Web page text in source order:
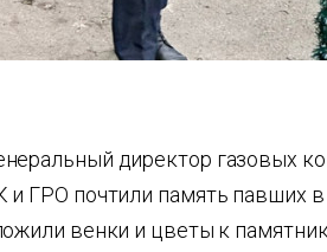
директор газовых
и ГРО почтили память павших
венки и цветы к